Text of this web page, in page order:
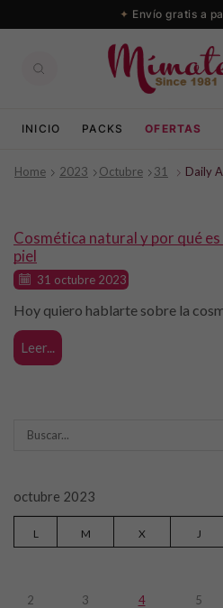
Envío gratis a
INICIO PACKS OFERTAS
Home 2023 Octubre 31 Daily
Beauty
Cosmética natural y por qué
piel
31 octubre 2023
Hoy quiero hablarte sobre la
Leer...
octubre 2023
L M X J
2 3 4 5